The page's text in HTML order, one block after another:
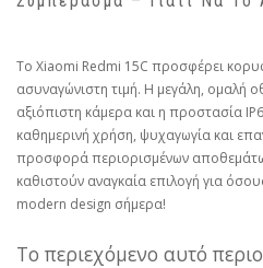
Το Xiaomi Redmi 15C προσφέρει
ασυναγώνιστη τιμή. Η μεγάλη, ομαλή
αξιόπιστη κάμερα και η προστασία
καθημερινή χρήση, ψυχαγωγία και
προσφορά περιορισμένων
καθιστούν αναγκαία επιλογή για
modern design σήμερα!
Το περιεχόμενο αυτό